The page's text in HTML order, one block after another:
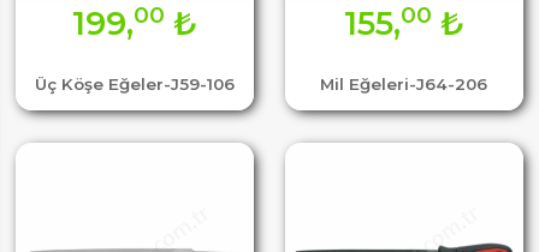
Üç Köşe Eğeler-J59-106
199,00 ₺
Mil Eğeleri-J64-206
155,00 ₺